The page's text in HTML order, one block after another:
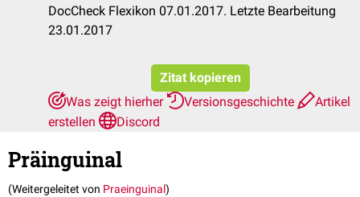
DocCheck Flexikon 07.01.2017. Letzte Bearbeitung
23.01.2017
Zitat kopieren
Was zeigt hierher
Versionsgeschichte
Artikel
erstellen
Discord
Präinguinal
(Weitergeleitet von Praeinguinal)